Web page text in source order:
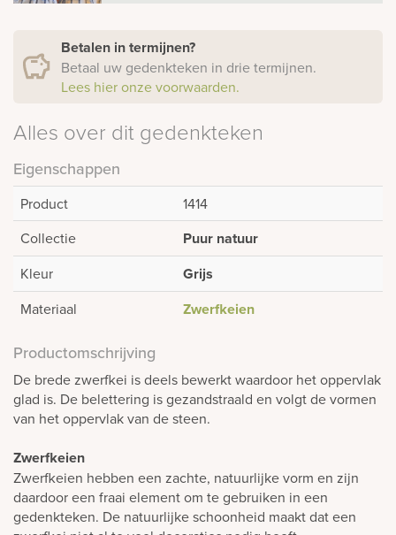
Betalen in termijnen?
Betaal uw gedenkteken in drie termijnen.
Lees hier onze voorwaarden.
Alles over dit gedenkteken
Eigenschappen
Product
1414
Collectie
Puur natuur
Kleur Grijs
Materiaal Zwerfkeien
Productomschrijving
De brede zwerfkei is deels bewerkt waardoor het oppervlak
glad is. De belettering is gezandstraald en volgt de vormen
van het oppervlak van de steen.
Zwerfkeien
Zwerfkeien hebben een zachte, natuurlijke vorm en zijn
daardoor een fraai element om te gebruiken in een
gedenkteken. De natuurlijke schoonheid maakt dat een